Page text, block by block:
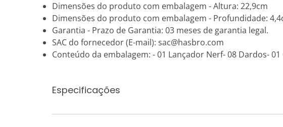
Dimensões do produto com embalagem - Altura: 22,9cm
Dimensões do produto com embalagem - Profundidade:
Garantia - Prazo de Garantia: 03 meses de garantia legal.
SAC do fornecedor (E-mail): sac@hasbro.com
Conteúdo da embalagem: - 01 Lançador Nerf- 08 Dardos-
Especificações